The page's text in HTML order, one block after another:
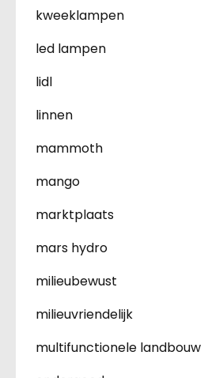
kweeklampen
led lampen
lidl
linnen
mammoth
mango
marktplaats
mars hydro
milieubewust
milieuvriendelijk
multifunctionele landbouw